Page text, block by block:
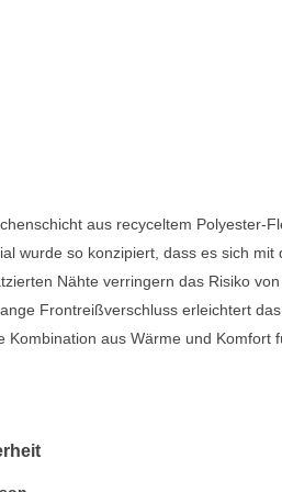
aus recyceltem Polyester-
wurde so konzipiert, dass es sich
Nähte verringern das Risiko
Frontreißverschluss erleichtert
aus Wärme und Komfort